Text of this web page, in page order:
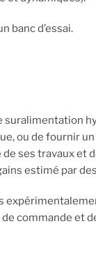
banc d’essai.
suralimentation
ou de fournir
ses travaux et
estimé par
commande et